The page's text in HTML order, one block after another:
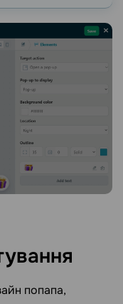
попапа,